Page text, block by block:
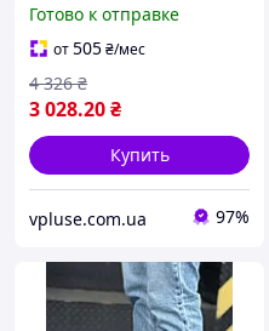
спортивные
демисезонные
текстильные кожаные с
мягкой амортизацией
Cod:C
Готово к отправке
от505₴/мес
3 028.20₴
4 326 ₴
Купить
vpluse.com.ua 97%